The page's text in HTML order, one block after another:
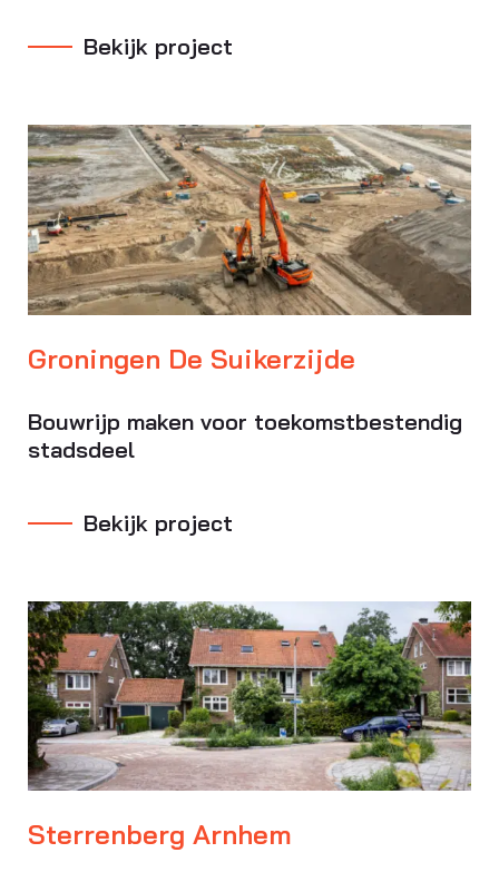
Bekijk project
Groningen De Suikerzijde
Bouwrijp maken voor toekomstbestendig
stadsdeel
Bekijk project
Sterrenberg Arnhem